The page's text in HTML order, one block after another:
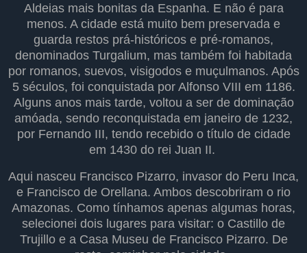
Aldeias mais bonitas da Espanha. E não é para
menos. A cidade está muito bem preservada e
guarda restos prá-históricos e pré-romanos,
denominados Turgalium, mas também foi habitada
por romanos, suevos, visigodos e muçulmanos. Após
5 séculos, foi conquistada por Alfonso VIII em 1186.
Alguns anos mais tarde, voltou a ser de dominação
amóada, sendo reconquistada em janeiro de 1232,
por Fernando III, tendo recebido o título de cidade
em 1430 do rei Juan II.
Aqui nasceu Francisco Pizarro, invasor do Peru Inca,
e Francisco de Orellana. Ambos descobriram o rio
Amazonas. Como tínhamos apenas algumas horas,
selecionei dois lugares para visitar: o Castillo de
Trujillo e a Casa Museu de Francisco Pizarro. De